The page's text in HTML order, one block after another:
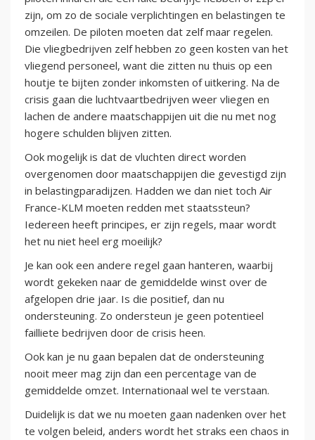
zijn, om zo de sociale verplichtingen en belastingen te
omzeilen. De piloten moeten dat zelf maar regelen.
Die vliegbedrijven zelf hebben zo geen kosten van het
vliegend personeel, want die zitten nu thuis op een
houtje te bijten zonder inkomsten of uitkering. Na de
crisis gaan die luchtvaartbedrijven weer vliegen en
lachen de andere maatschappijen uit die nu met nog
hogere schulden blijven zitten.
Ook mogelijk is dat de vluchten direct worden
overgenomen door maatschappijen die gevestigd zijn
in belastingparadijzen. Hadden we dan niet toch Air
France-KLM moeten redden met staatssteun?
Iedereen heeft principes, er zijn regels, maar wordt
het nu niet heel erg moeilijk?
Je kan ook een andere regel gaan hanteren, waarbij
wordt gekeken naar de gemiddelde winst over de
afgelopen drie jaar. Is die positief, dan nu
ondersteuning. Zo ondersteun je geen potentieel
failliete bedrijven door de crisis heen.
Ook kan je nu gaan bepalen dat de ondersteuning
nooit meer mag zijn dan een percentage van de
gemiddelde omzet. Internationaal wel te verstaan.
Duidelijk is dat we nu moeten gaan nadenken over het
te volgen beleid, anders wordt het straks een chaos in